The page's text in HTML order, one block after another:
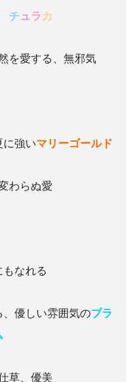
ーチュラ カ
を愛する、無邪気
に強いマリーゴールド
わらぬ愛
なれる
優しい雰囲気のブラ
草、優美